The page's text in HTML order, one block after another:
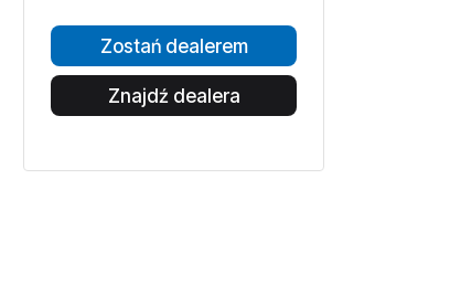
Zostań dealerem
Znajdź dealera